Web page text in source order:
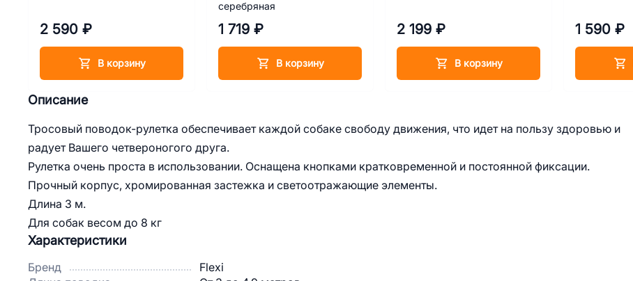
Описание
Тросовый поводок-рулетка обеспечивает каждой собаке свободу движения, что идет на пользу здоровью и
радует Вашего четвероногого друга.
Рулетка очень проста в использовании. Оснащена кнопками кратковременной и постоянной фиксации.
Прочный корпус, хромированная застежка и светоотражающие элементы.
Длина 3 м.
Для собак весом до 8 кг
2 590 ₽
В корзину
серебряная
1 719 ₽
В корзину
2 199 ₽
В корзину
1 590 ₽
Характеристики
Бренд
Flexi